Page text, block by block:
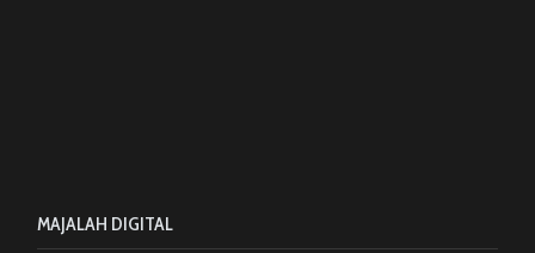
MAJALAH DIGITAL